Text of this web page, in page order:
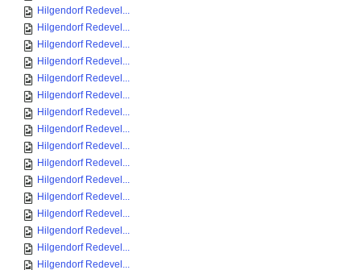
Hilgendorf Redevel...
Hilgendorf Redevel...
Hilgendorf Redevel...
Hilgendorf Redevel...
Hilgendorf Redevel...
Hilgendorf Redevel...
Hilgendorf Redevel...
Hilgendorf Redevel...
Hilgendorf Redevel...
Hilgendorf Redevel...
Hilgendorf Redevel...
Hilgendorf Redevel...
Hilgendorf Redevel...
Hilgendorf Redevel...
Hilgendorf Redevel...
Hilgendorf Redevel...